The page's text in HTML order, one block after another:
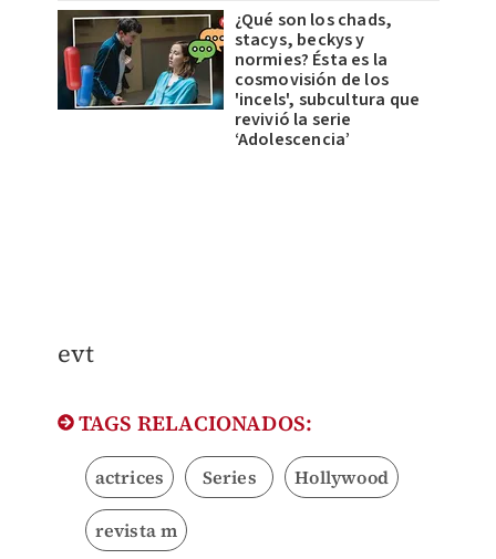
¿Qué son los chads,
stacys, beckys y
normies? Ésta es la
cosmovisión de los
'incels', subcultura que
revivió la serie
‘Adolescencia’
evt
TAGS RELACIONADOS:
actrices Series Hollywood
revista m